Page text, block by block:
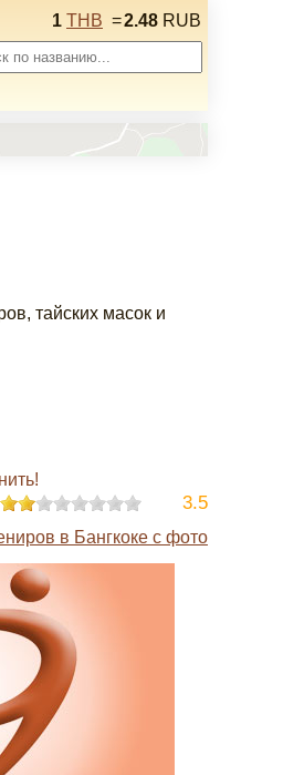
1 THB =2.48 RUB
тайских масок и
3.5
в Бангкоке с фото